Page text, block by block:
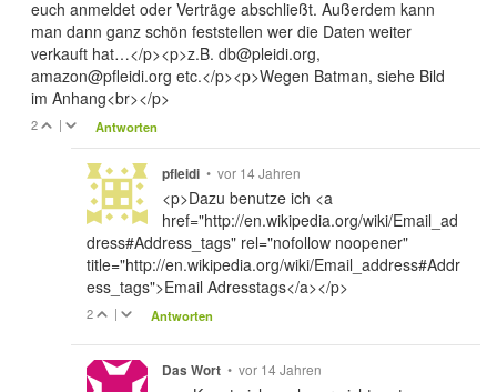
euch anmeldet oder Verträge abschließt. Außerdem kann
man dann ganz schön feststellen wer die Daten weiter
verkauft hat…</p><p>z.B. db@pleidi.org,
amazon@pfleidi.org etc.</p><p>Wegen Batman, siehe Bild
im Anhang<br></p>
2 | Antworten
pfleidi • vor 14 Jahren
<p>Dazu benutze ich <a
href="http://en.wikipedia.org/wiki/Email_ad
dress#Address_tags" rel="nofollow noopener"
title="http://en.wikipedia.org/wiki/Email_address#Addr
ess_tags">Email Adresstags</a></p>
2 | Antworten
Das Wort • vor 14 Jahren